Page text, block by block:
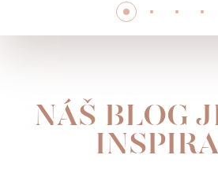
NÁŠ BLOG